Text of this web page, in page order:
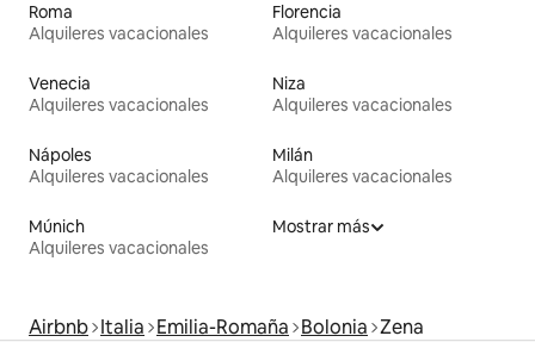
Roma
Alquileres vacacionales
Florencia
Alquileres vacacionales
Venecia
Alquileres vacacionales
Niza
Alquileres vacacionales
Nápoles
Alquileres vacacionales
Milán
Alquileres vacacionales
Múnich
Alquileres vacacionales
Mostrar más
Airbnb Italia Emilia-Romaña Bolonia Zena